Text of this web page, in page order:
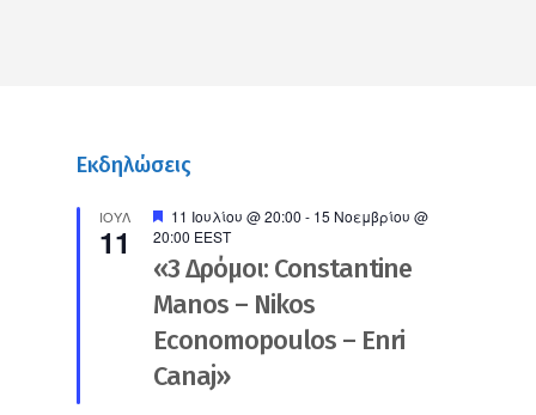
Εκδηλώσεις
ΙΟΎΛ
11
Προτεινόμενο
11 Ιουλίου @ 20:00 - 15 Νοεμβρίου @
20:00 EEST
«3 Δρόμοι: Constantine
Manos – Nikos
Economopoulos – Enri
Canaj»